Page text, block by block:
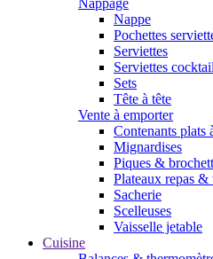
Nappage
Nappe
Pochettes
Serviettes
Serviettes
Sets
Tête à tête
Vente à emporter
Contenants plats
Mignardises
Piques &
Plateaux repas &
Sacherie
Scelleuses
Vaisselle jetable
Cuisine